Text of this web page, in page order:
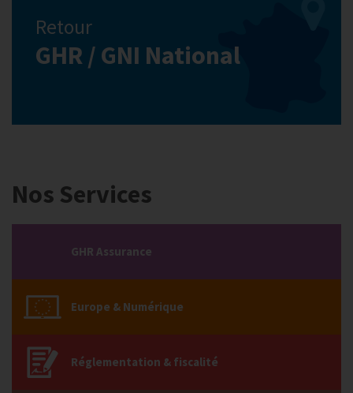
Retour
GHR / GNI National
Nos Services
GHR Assurance
Europe & Numérique
Réglementation & fiscalité